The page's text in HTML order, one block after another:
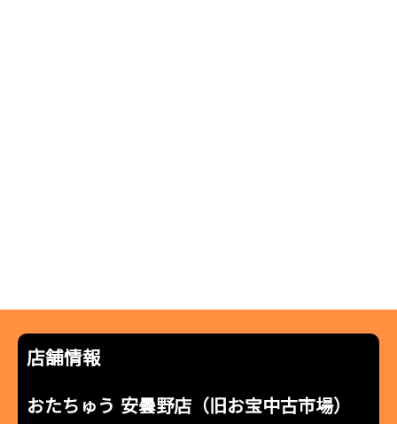
店舗情報
おたちゅう 安曇野店（旧お宝中古市場）